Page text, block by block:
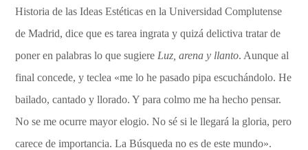
Historia de las Ideas Estéticas en la Universidad Complutense
de Madrid, dice que es tarea ingrata y quizá delictiva tratar de
poner en palabras lo que sugiere Luz, arena y llanto. Aunque al
final concede, y teclea «me lo he pasado pipa escuchándolo. He
bailado, cantado y llorado. Y para colmo me ha hecho pensar.
No se me ocurre mayor elogio. No sé si le llegará la gloria, pero
carece de importancia. La Búsqueda no es de este mundo».